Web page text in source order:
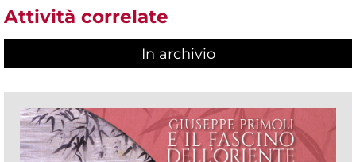
Attività correlate
In archivio